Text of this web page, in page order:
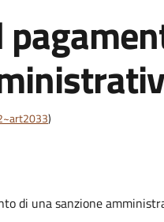
)
di una sanzione